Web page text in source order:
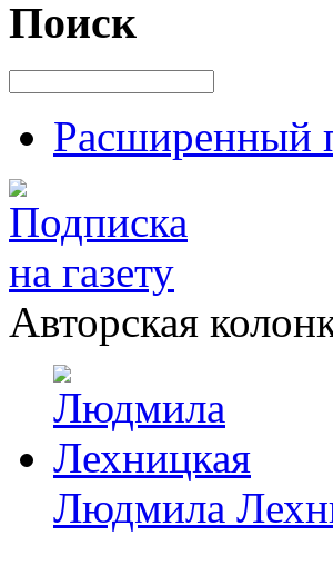
Поиск
Расширенный
Авторская
Людмила